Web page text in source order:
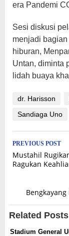
era Pandemi
Sesi diskusi
menjadi
hiburan,
Untan, diminta
lidah buaya
dr. Harisson
Sandiaga Uno
Post
PREVIOUS POST
Mustahil
Ragukan
Related Posts
Stadium General